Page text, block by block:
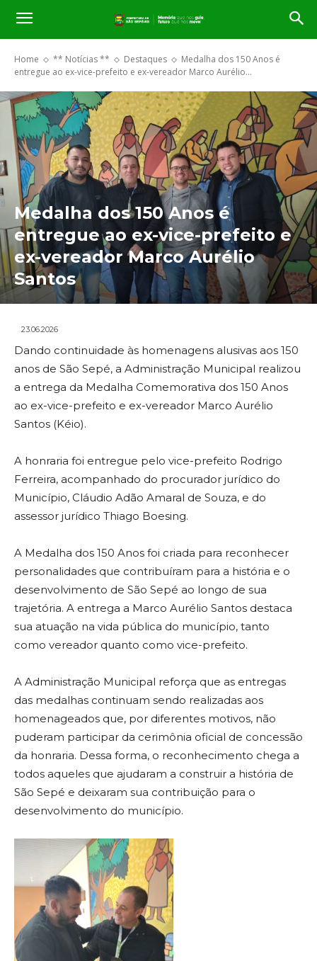
Home ** Notícias ** Destaques
Medalha dos 150 Anos é
entregue ao ex-vice-prefeito e ex-vereador Marco Aurélio...
Medalha dos 150 Anos é
entregue ao ex-vice-prefeito e
ex-vereador Marco Aurélio
Santos
23.06.2026
Dando continuidade às homenagens alusivas aos 150
anos de São Sepé, a Administração Municipal realizou
a entrega da Medalha Comemorativa dos 150 Anos
ao ex-vice-prefeito e ex-vereador Marco Aurélio
Santos (Kéio).
A honraria foi entregue pelo vice-prefeito Rodrigo
Ferreira, acompanhado do procurador jurídico do
Município, Cláudio Adão Amaral de Souza, e do
assessor jurídico Thiago Boesing.
A Medalha dos 150 Anos foi criada para reconhecer
personalidades que contribuíram para a história e o
desenvolvimento de São Sepé ao longo de sua
trajetória. A entrega a Marco Aurélio Santos destaca
sua atuação na vida pública do município, tanto
como vereador quanto como vice-prefeito.
A Administração Municipal reforça que as entregas
das medalhas continuam sendo realizadas aos
homenageados que, por diferentes motivos, não
puderam participar da cerimônia oficial de concessão
da honraria. Dessa forma, o reconhecimento chega a
todos aqueles que ajudaram a construir a história de
São Sepé e deixaram sua contribuição para o
desenvolvimento do município.